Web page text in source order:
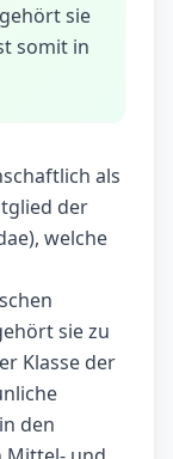
sie
somit in
als
der
welche
sie zu
Klasse der
den